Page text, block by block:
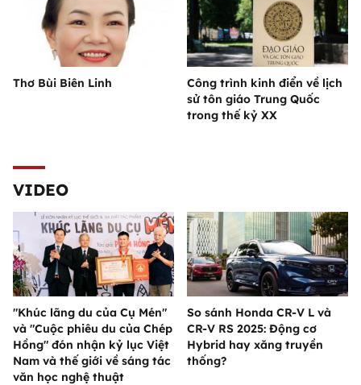
Thơ Bùi Biên Linh
Công trình kinh điển về lịch
sử tôn giáo Trung Quốc
trong thế kỷ XX
VIDEO
"Khúc lãng du của Cụ Mén"
và "Cuộc phiêu du của Chép
Hồng" đón nhận kỷ lục Việt
Nam và thế giới về sáng tác
văn học nghệ thuật
So sánh Honda CR-V L và
CR-V RS 2025: Động cơ
Hybrid hay xăng truyền
thống?